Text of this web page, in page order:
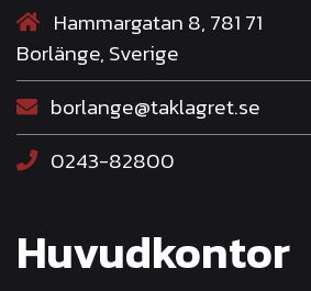
Hammargatan 8, 781 71
Borlänge, Sverige
borlange@taklagret.se
0243-82800
Huvudkontor